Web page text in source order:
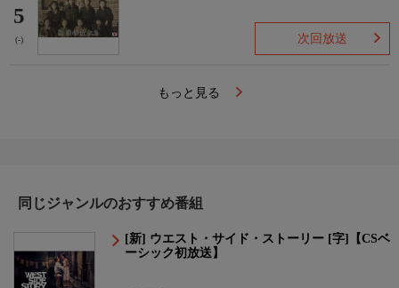
5
(-) 次回放送
もっと見る
同じジャンルのおすすめ番組
[新] ウエスト・サイド・ストーリー [字]【CSベ
ーシック初放送】